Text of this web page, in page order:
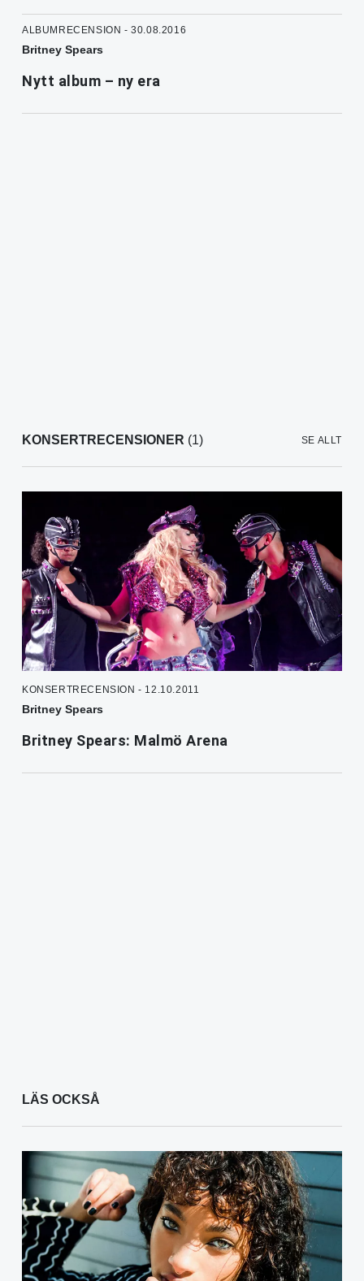
ALBUMRECENSION - 30.08.2016
Britney Spears
Nytt album – ny era
KONSERTRECENSIONER (1) SE ALLT
KONSERTRECENSION - 12.10.2011
Britney Spears
Britney Spears: Malmö Arena
LÄS OCKSÅ